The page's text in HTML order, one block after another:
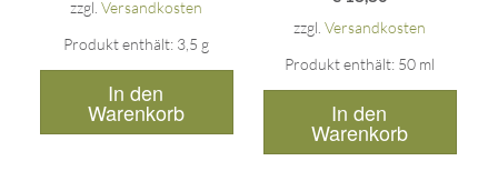
zzgl.Versandkosten
Produkt enthält: 3,5 g
In den
Warenkorb
zzgl.Versandkosten
Produkt enthält: 50 ml
In den
Warenkorb